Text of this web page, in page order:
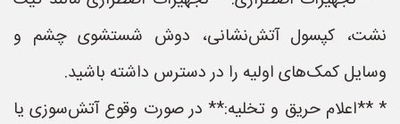
نشت، کپسول آتش‌نشانی، دوش شستشوی چشم و
وسایل کمک‌های اولیه را در دسترس داشته باشید.
* **اعلام حریق و تخلیه:** در صورت وقوع آتش‌سوزی یا